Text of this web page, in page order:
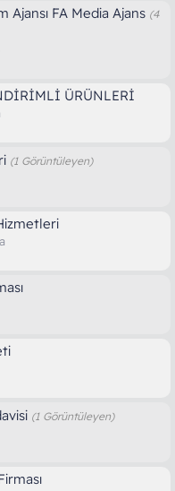
FA Media Ajans (4
ÜRÜNLERİ
(1 Görüntüleyen)
(1 Görüntüleyen)